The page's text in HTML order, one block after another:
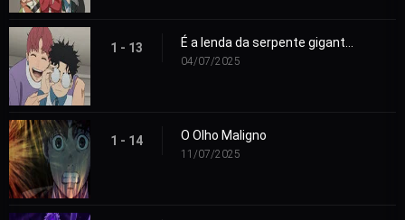
1 - 13
04/07/2025
1 - 14 O Olho Maligno
11/07/2025